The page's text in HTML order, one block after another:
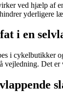
ved hjælp af
yderligere
i en
i cykelbutikker
vejledning. Det